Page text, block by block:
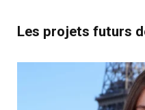
Les projets futurs